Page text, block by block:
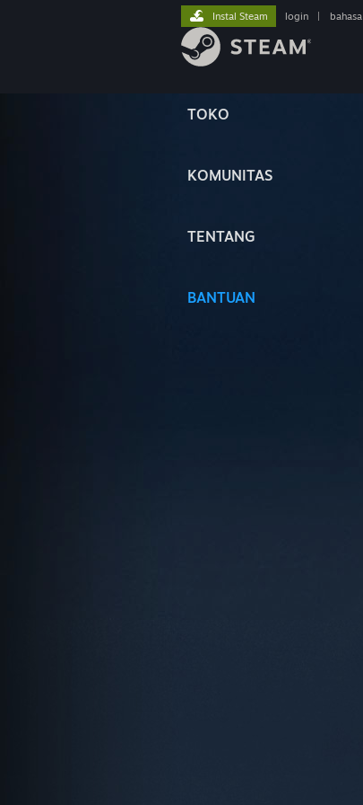
TOKO
KOMUNITAS
TENTANG
BANTUAN
Instal Steam login bahasa